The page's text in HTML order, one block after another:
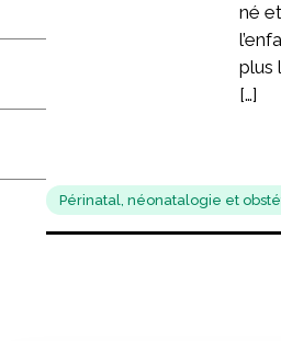
né et
plus
[…]
Périnatal, néonatalogie et